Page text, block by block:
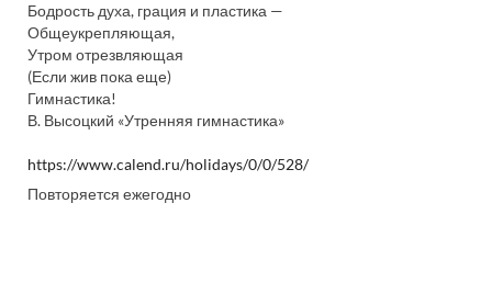
Бодрость духа, грация и пластика —
Общеукрепляющая,
Утром отрезвляющая
(Если жив пока еще)
Гимнастика!
В. Высоцкий «Утренняя гимнастика»
https://www.calend.ru/holidays/0/0/528/
Повторяется ежегодно